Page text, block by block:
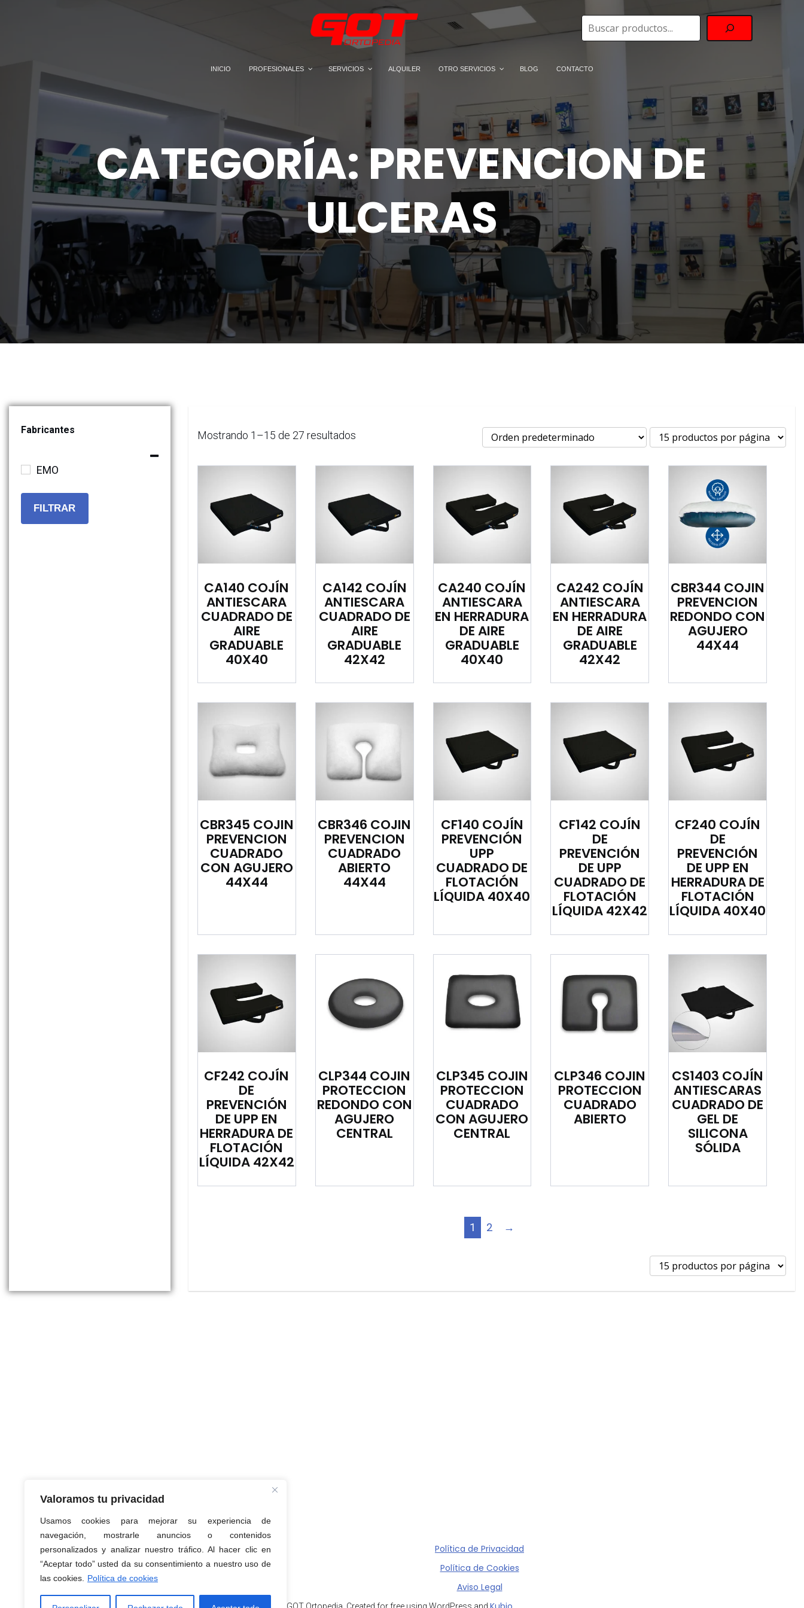
Valoramos tu privacidad
Usamos cookies para mejorar su experiencia de
navegación, mostrarle anuncios o contenidos
personalizados y analizar nuestro tráfico. Al hacer clic en
“Aceptar todo” usted da su consentimiento a nuestro uso de
las cookies.
Política de cookies
INICIO PROFESIONALES SERVICIOS ALQUILER OTRO SERVICIOS BLOG CONTACTO
CATEGORÍA: PREVENCION DE
ULCERAS
Fabricantes
EMO
FILTRAR
Mostrando 1–15 de 27 resultados
CA140 COJÍN
ANTIESCARA
CUADRADO DE
AIRE
GRADUABLE
40X40
CA142 COJÍN
ANTIESCARA
CUADRADO DE
AIRE
GRADUABLE
42X42
CA240 COJÍN
ANTIESCARA
EN HERRADURA
DE AIRE
GRADUABLE
40X40
CA242 COJÍN
ANTIESCARA
EN HERRADURA
DE AIRE
GRADUABLE
42X42
CBR344 COJIN
PREVENCION
REDONDO CON
AGUJERO
44X44
CBR345 COJIN
PREVENCION
CUADRADO
CON AGUJERO
44X44
CBR346 COJIN
PREVENCION
CUADRADO
ABIERTO
44X44
CF140 COJÍN
PREVENCIÓN
UPP
CUADRADO DE
FLOTACIÓN
LÍQUIDA 40X40
CF142 COJÍN
DE
PREVENCIÓN
DE UPP
CUADRADO DE
FLOTACIÓN
LÍQUIDA 42X42
CF240 COJÍN
DE
PREVENCIÓN
DE UPP EN
HERRADURA DE
FLOTACIÓN
LÍQUIDA 40X40
CF242 COJÍN
DE
PREVENCIÓN
DE UPP EN
HERRADURA DE
FLOTACIÓN
LÍQUIDA 42X42
CLP344 COJIN
PROTECCION
REDONDO CON
AGUJERO
CENTRAL
CLP345 COJIN
PROTECCION
CUADRADO
CON AGUJERO
CENTRAL
CLP346 COJIN
PROTECCION
CUADRADO
ABIERTO
CS1403 COJÍN
ANTIESCARAS
CUADRADO DE
GEL DE
SILICONA
SÓLIDA
1 2 →
GOT Ortopedia
Política de Privacidad
Política de Cookies
Aviso Legal